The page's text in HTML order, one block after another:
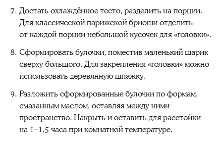
Достать охлаждённое тесто, разделить на порции.
Для классической парижской бриоши отделить
от каждой порции небольшой кусочек для «головки».
Сформировать булочки, поместив маленький шарик
сверху большого. Для закрепления «головки» можно
использовать деревянную шпажку.
Разложить сформированные булочки по формам,
смазанным маслом, оставляя между ними
пространство. Накрыть и оставить для расстойки
на 1–1,5 часа при комнатной температуре.